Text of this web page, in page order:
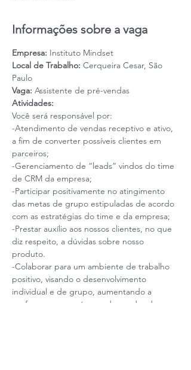
Informações sobre a vaga
Empresa: Instituto Mindset
Local de Trabalho: Cerqueira Cesar, São
Paulo
Vaga: Assistente de pré-vendas
Atividades:
Você será responsável por:
-Atendimento de vendas receptivo e ativo,
a fim de converter possíveis clientes em
parceiros;
-Gerenciamento de “leads” vindos do time
de CRM da empresa;
-Participar positivamente no atingimento
das metas de grupo estipuladas de acordo
com as estratégias do time e da empresa;
-Prestar auxílio aos nossos clientes, no que
diz respeito, a dúvidas sobre nosso
produto.
-Colaborar para um ambiente de trabalho
positivo, visando o desenvolvimento
individual e de grupo, aumentando a
performance no número de vendas da